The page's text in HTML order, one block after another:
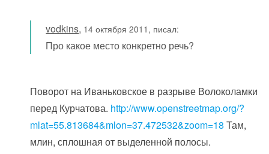
vodkins, 14 октября 2011, писал:
Про какое место конкретно речь?
Поворот на Иваньковское в разрыве Волоколамки
перед Курчатова. http://www.openstreetmap.org/?
mlat=55.813684&mlon=37.472532&zoom=18 Там,
млин, сплошная от выделенной полосы.